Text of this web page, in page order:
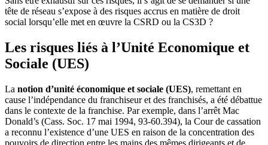
tête de réseau s’expose à des risques accrus en matière de droit
social lorsqu’elle met en œuvre la CSRD ou la CS3D ?
Les risques liés à l’Unité Economique et
Sociale (UES)
La notion d’unité économique et sociale (UES), remettant en
cause l’indépendance du franchiseur et des franchisés, a été débattue
dans le contexte de la franchise. Par exemple, dans l’arrêt Mac
Donald’s (Cass. Soc. 17 mai 1994, 93-60.394), la Cour de cassation
a reconnu l’existence d’une UES en raison de la concentration des
pouvoirs de direction entre les mains des mêmes dirigeants et de